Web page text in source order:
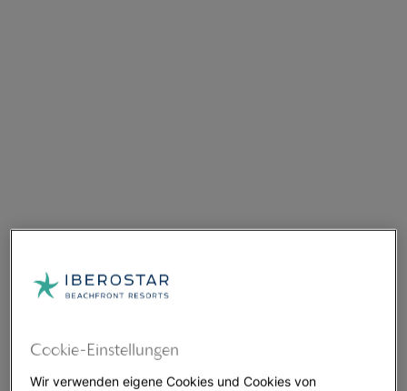
Cookie-Einstellungen
Wir verwenden eigene Cookies und Cookies von